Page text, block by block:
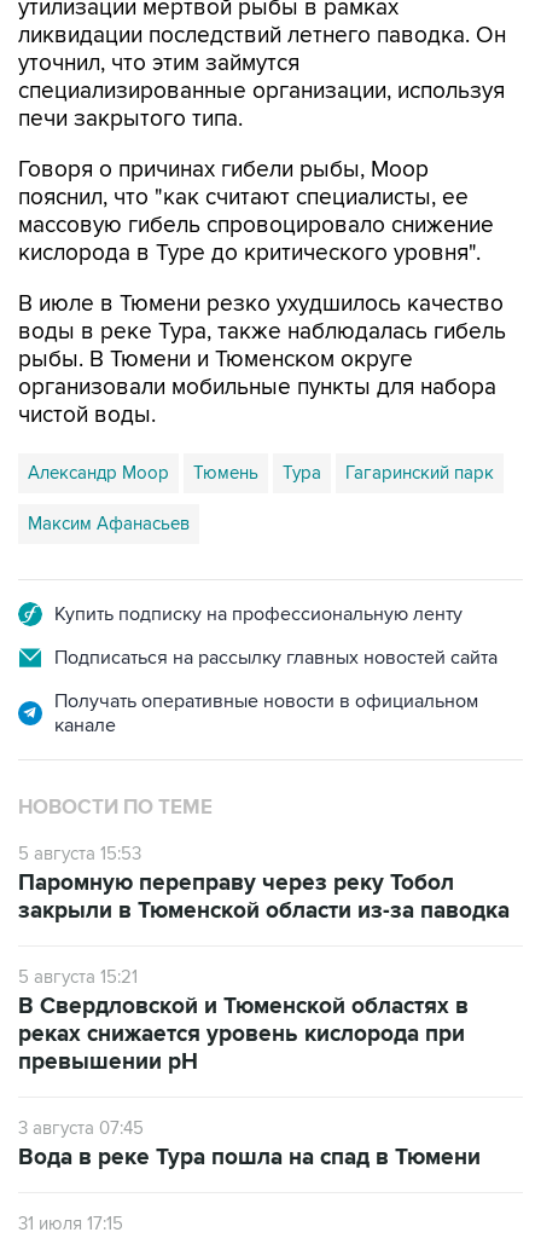
утилизации мертвой рыбы в рамках
ликвидации последствий летнего паводка. Он
уточнил, что этим займутся
специализированные организации, используя
печи закрытого типа.
Говоря о причинах гибели рыбы, Моор
пояснил, что "как считают специалисты, ее
массовую гибель спровоцировало снижение
кислорода в Туре до критического уровня".
В июле в Тюмени резко ухудшилось качество
воды в реке Тура, также наблюдалась гибель
рыбы. В Тюмени и Тюменском округе
организовали мобильные пункты для набора
чистой воды.
Александр Моор Тюмень Тура Гагаринский парк
Максим Афанасьев
Купить подписку на профессиональную ленту
Подписаться на рассылку главных новостей сайта
Получать оперативные новости в официальном
канале
НОВОСТИ ПО ТЕМЕ
5 августа 15:53
Паромную переправу через реку Тобол
закрыли в Тюменской области из-за паводка
5 августа 15:21
В Свердловской и Тюменской областях в
реках снижается уровень кислорода при
превышении рН
3 августа 07:45
Вода в реке Тура пошла на спад в Тюмени
31 июля 17:15